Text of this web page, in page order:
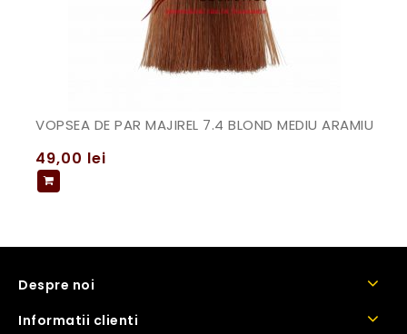
VOPSEA DE PAR MAJIREL 7.4 BLOND MEDIU ARAMIU
49,00 lei
Despre noi
Informatii clienti